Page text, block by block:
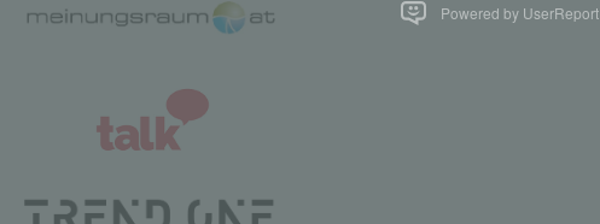
Powered by UserReport